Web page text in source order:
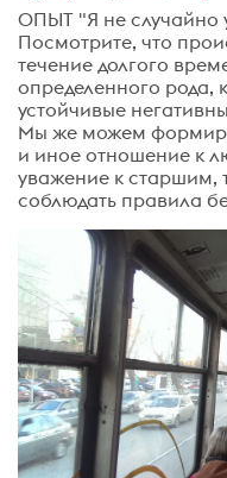
ОПЫТ "Я не случайно
Посмотрите, что
течение долгого
определенного рода,
устойчивые
Мы же можем
и иное отношение к
уважение к старшим,
соблюдать правила